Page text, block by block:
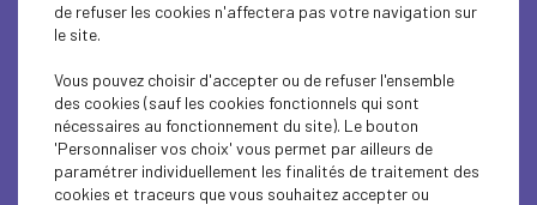
de refuser les cookies n'affectera pas votre navigation sur
le site.
Vous pouvez choisir d'accepter ou de refuser l'ensemble
des cookies (sauf les cookies fonctionnels qui sont
nécessaires au fonctionnement du site). Le bouton
'Personnaliser vos choix' vous permet par ailleurs de
paramétrer individuellement les finalités de traitement des
cookies et traceurs que vous souhaitez accepter ou